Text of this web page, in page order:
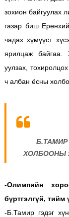
зохион байгуулах
газар биш
чадах хүмүүст
ярилцаж байгаа.
уулзах,
ч албан ёсны
ХОЛБООНЫ
-Олимпийн
бүртгэлгүй, тийм
-Б.Тамир гэдэг